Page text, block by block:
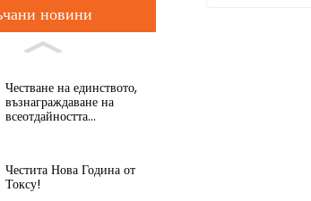
новини
Честване на единството,
възнаграждаване на
всеотдайността...
Честита Нова Година от
Токсу!